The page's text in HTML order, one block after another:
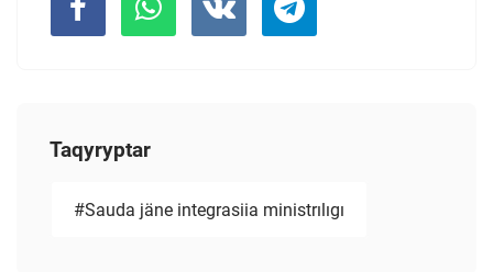
Taqyryptar
#Sauda jäne integrasiia ministrılıgı